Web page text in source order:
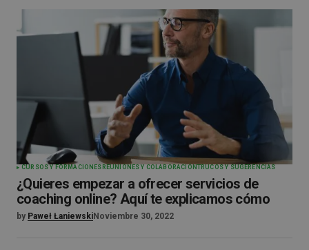
CURSOS Y FORMACIONES REUNIONES Y COLABORACIÓN TRUCOS Y SUGERENCIAS
¿Quieres empezar a ofrecer servicios de
coaching online? Aquí te explicamos cómo
by Paweł ŁaniewskiNoviembre 30, 2022